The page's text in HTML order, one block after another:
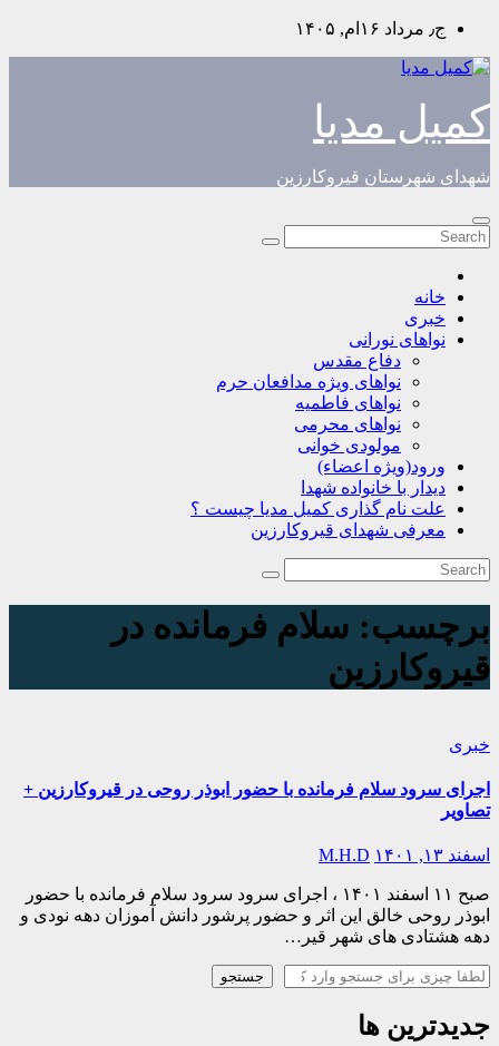
Skip
content
ج٫ مرداد ۱۶ام, ۱۴۰۵
کمیل مدیا
شهدای شهرستان قیروکارزین
خانه
خبری
نواهای نورانی
دفاع مقدس
نواهای ویژه مدافعان حرم
نواهای فاطمیه
نواهای محرمی
مولودی خوانی
ورود(ویژه اعضاء)
دیدار با خانواده شهدا
علت نام گذاری کمیل مدیا چیست ؟
معرفی شهدای قیروکارزین
برچسب: سلام فرمانده در
قیروکارزین
خبری
اجرای سرود سلام فرمانده با حضور ابوذر روحی در قیروکارزین +
تصاویر
اسفند ۱۳, ۱۴۰۱ M.H.D
صبح ۱۱ اسفند ۱۴۰۱ ، اجرای سرود سرود سلام فرمانده با حضور
ابوذر روحی خالق این اثر و حضور پرشور دانش آموزان دهه نودی و
دهه هشتادی های شهر قیر…
جستجو
جستجو
جدیدترین ها